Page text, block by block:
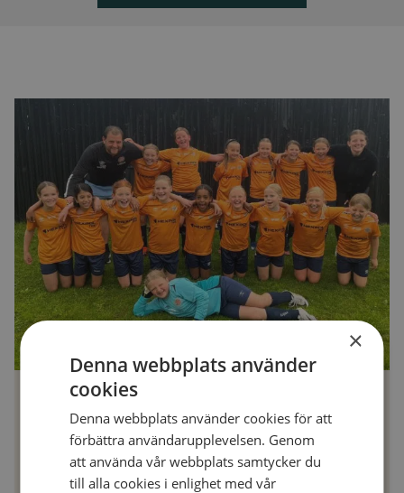
STARTA DIN EGNA
Starta försäljning idag!
×
Denna webbplats använder
cookies
Denna webbplats använder cookies för att
förbättra användarupplevelsen. Genom
att använda vår webbplats samtycker du
till alla cookies i enlighet med vår